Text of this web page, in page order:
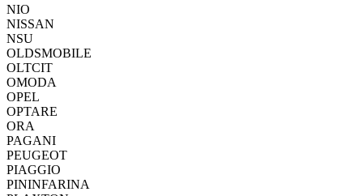
NIO
NISSAN
NSU
OLDSMOBILE
OLTCIT
OMODA
OPEL
OPTARE
ORA
PAGANI
PEUGEOT
PIAGGIO
PININFARINA